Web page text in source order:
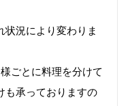
況により変わりま
ごとに料理を分けて
も承っておりますの